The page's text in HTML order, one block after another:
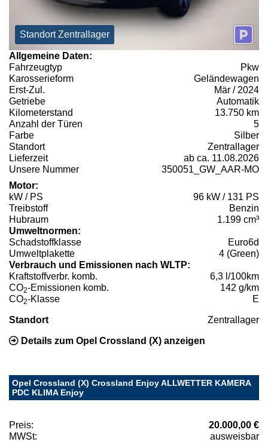
Standort Zentrallager
Allgemeine Daten:
Fahrzeugtyp
Pkw
Karosserieform
Geländewagen
Erst-Zul.
Mär / 2024
Getriebe
Automatik
Kilometerstand
13.750 km
Anzahl der Türen
5
Farbe
Silber
Standort
Zentrallager
Lieferzeit
ab ca. 11.08.2026
Unsere Nummer
350051_GW_AAR-MO
Motor:
kW / PS
96 kW / 131 PS
Treibstoff
Benzin
Hubraum
1.199 cm³
Umweltnormen:
Schadstoffklasse
Euro6d
Umweltplakette
4 (Green)
Verbrauch und Emissionen nach WLTP:
Kraftstoffverbr. komb.
6,3 l/100km
CO2-Emissionen komb.
142 g/km
CO2-Klasse E
Standort Zentrallager
Details zum Opel Crossland (X) anzeigen
Opel Crossland (X) Crossland Enjoy ALLWETTER KAMERA
PDC KLIMA Enjoy
Preis:
20.000,00 €
MWSt:
ausweisbar